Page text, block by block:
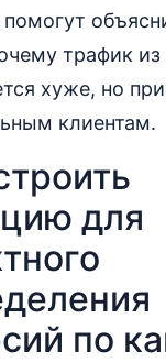
трафик из
хуже, но
клиентам.
для
по